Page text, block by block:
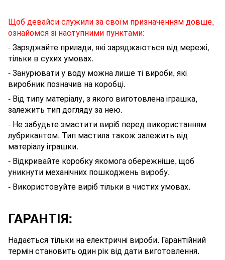
Щоб девайси служили за своїм призначенням довше,
ознайомся зі наступними пунктами:
- Заряджайте прилади, які заряджаються від мережі,
тільки в сухих умовах.
- Занурювати у воду можна лише ті вироби, які
виробник позначив на коробці.
- Від типу матеріалу, з якого виготовлена іграшка,
залежить тип догляду за нею.
- Не забудьте змастити виріб перед використанням
лубрикантом. Тип мастила також залежить від
матеріалуіграшки.
- Відкривайте коробку якомога обережніше, щоб
уникнути механічних пошкоджень виробу.
- Використовуйте виріб тільки в чистих умовах.
ГАРАНТІЯ:
Надається тільки на електричні вироби. Гарантійний
термін становить один рік від дати виготовлення.